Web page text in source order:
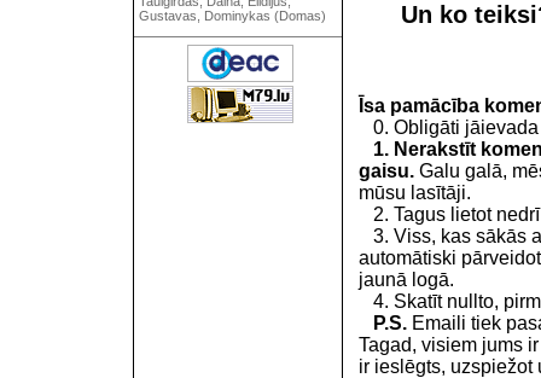
Gustavas, Dominykas (Domas)
Un ko
Īsa pamācība
0. Obligāti jāievada
1. Nerakstīt
gaisu. Galu galā,
mūsu lasītāji.
2. Tagus lietot
3. Viss, kas sākās
automātiski
jaunā logā.
4. Skatīt nullto,
P.S. Emaili tiek
Tagad, visiem jums
ir ieslēgts, uzspiežot